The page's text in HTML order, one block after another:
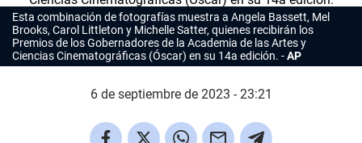
Esta combinación de fotografías muestra a Angela Bassett, Mel
Brooks, Carol Littleton y Michelle Satter, quienes recibirán los
Premios de los Gobernadores de la Academia de las Artes y
Ciencias Cinematográficas (Óscar) en su 14a edición. AP
6 de septiembre de 2023 - 23:21